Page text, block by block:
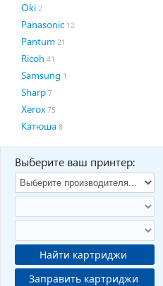
Oki 2
Panasonic 12
Pantum 21
Ricoh 41
Samsung 1
Sharp 7
Xerox 75
Катюша 8
Выберите ваш принтер:
Найти картриджи
Заправить картриджи